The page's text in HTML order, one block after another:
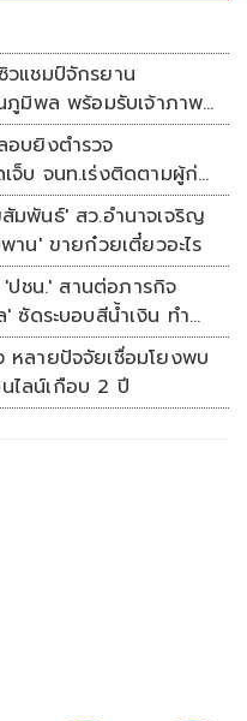
นนท์แน่นขนัดทุกตารา
แชมป์จักรยาน
ภูมิพล พร้อมรับเจ้าภาพ
อบยิงตำรวจ
จ็บ จนท.เร่งติดตามผู้ก่อ
มพันธ์' สว.อำนาจเจริญ
น' ขายก๋วยเตี๋ยวอะไร
ชน.' สานต่อภารกิจ
ซัดระบอบสีน้ำเงิน ทำ
นคลอน
หลายปัจจัยเชื่อมโยงพบ
ไลน์เกือบ 2 ปี